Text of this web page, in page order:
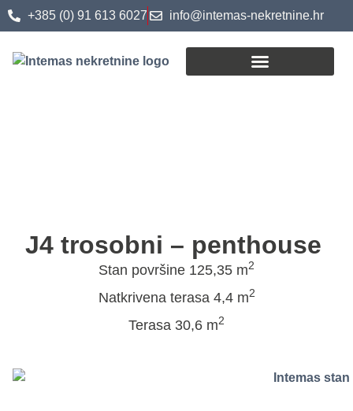
+385 (0) 91 613 6027 info@intemas-nekretnine.hr
J4 trosobni – penthouse
Stan površine 125,35 m2
Natkrivena terasa 4,4 m2
Terasa 30,6 m2